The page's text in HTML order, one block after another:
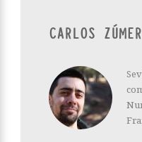
CARLOS ZÚMER